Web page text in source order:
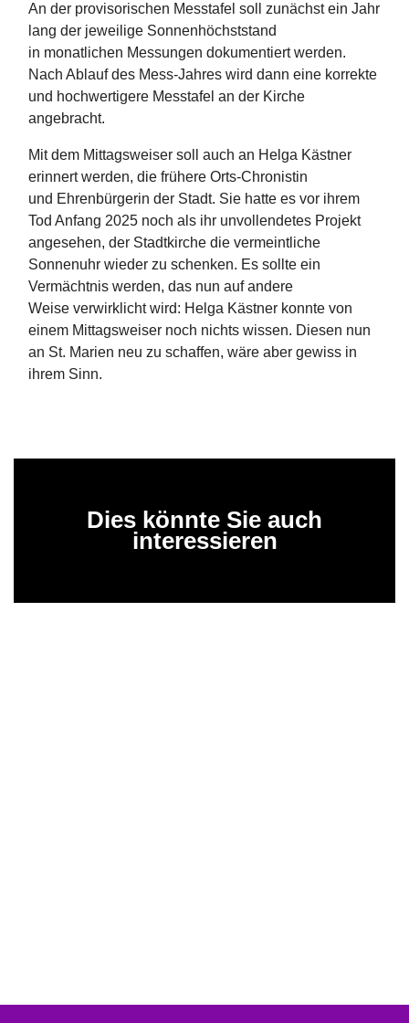
An der provisorischen Messtafel soll zunächst ein Jahr
lang der jeweilige Sonnenhöchststand
in monatlichen Messungen dokumentiert werden.
Nach Ablauf des Mess-Jahres wird dann eine korrekte
und hochwertigere Messtafel an der Kirche
angebracht.
Mit dem Mittagsweiser soll auch an Helga Kästner
erinnert werden, die frühere Orts-Chronistin
und Ehrenbürgerin der Stadt. Sie hatte es vor ihrem
Tod Anfang 2025 noch als ihr unvollendetes Projekt
angesehen, der Stadtkirche die vermeintliche
Sonnenuhr wieder zu schenken. Es sollte ein
Vermächtnis werden, das nun auf andere
Weise verwirklicht wird: Helga Kästner konnte von
einem Mittagsweiser noch nichts wissen. Diesen nun
an St. Marien neu zu schaffen, wäre aber gewiss in
ihrem Sinn.
Dies könnte Sie auch
interessieren